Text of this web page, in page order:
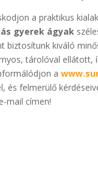
a praktikus
gyerek ágyak
biztosítunk kiváló
tárolóval ellátott,
a
és felmerülő
mail címen!